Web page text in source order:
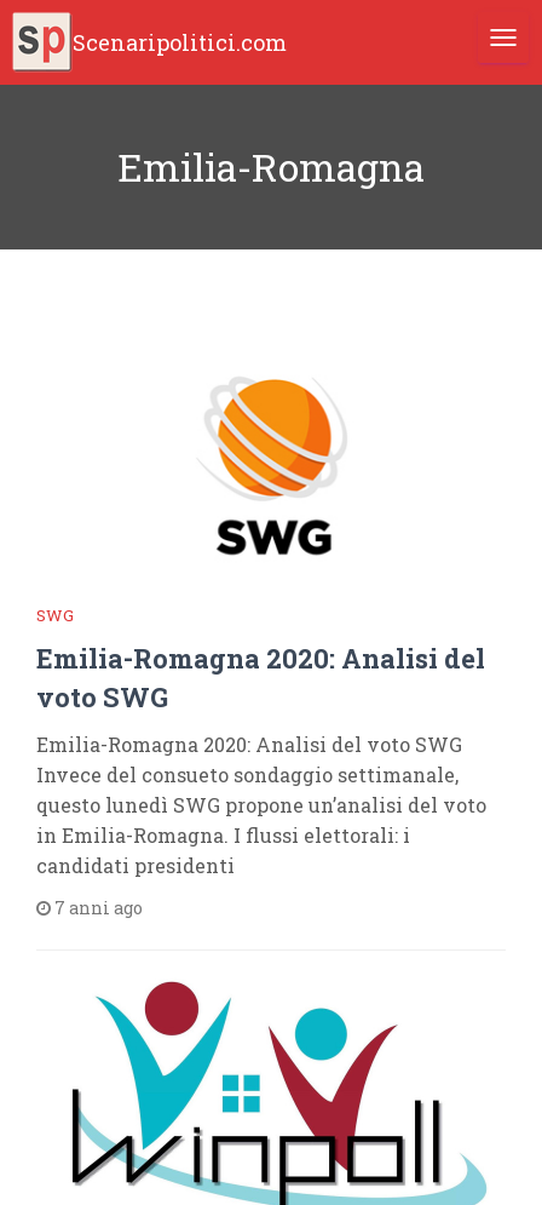
Scenaripolitici.com
Emilia-Romagna
SWG
Emilia-Romagna 2020: Analisi del
voto SWG
Emilia-Romagna 2020: Analisi del voto SWG
Invece del consueto sondaggio settimanale,
questo lunedì SWG propone un’analisi del voto
in Emilia-Romagna. I flussi elettorali: i
candidati presidenti
7 anni ago